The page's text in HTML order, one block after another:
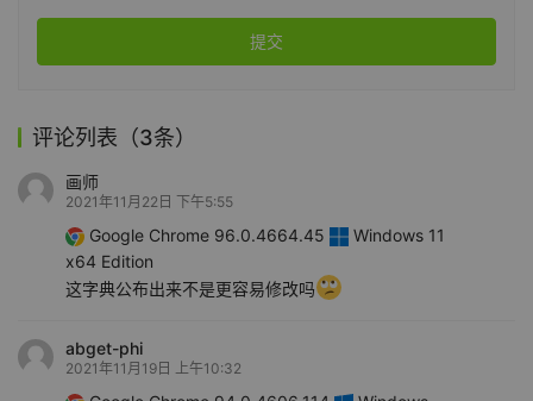
提交
评论列表（3条）
画师
2021年11月22日 下午5:55
Google Chrome 96.0.4664.45
Windows 11
x64 Edition
这字典公布出来不是更容易修改吗
abget-phi
2021年11月19日 上午10:32